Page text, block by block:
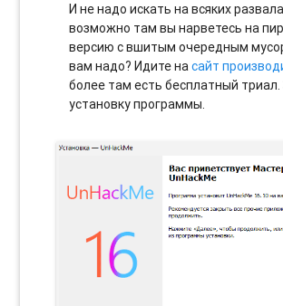
И не надо искать на всяких
возможно там вы нарветесь на
версию с вшитым очередным
вам надо? Идите насайт
более там есть бесплатный триал.
установку программы.